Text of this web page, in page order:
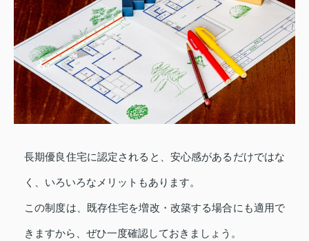
長期優良住宅に認定されると、安心感があるだけではな
く、いろいろなメリットもあります。
この制度は、既存住宅を増改・改築する場合にも適用で
きますから、ぜひ一度確認しておきましょう。